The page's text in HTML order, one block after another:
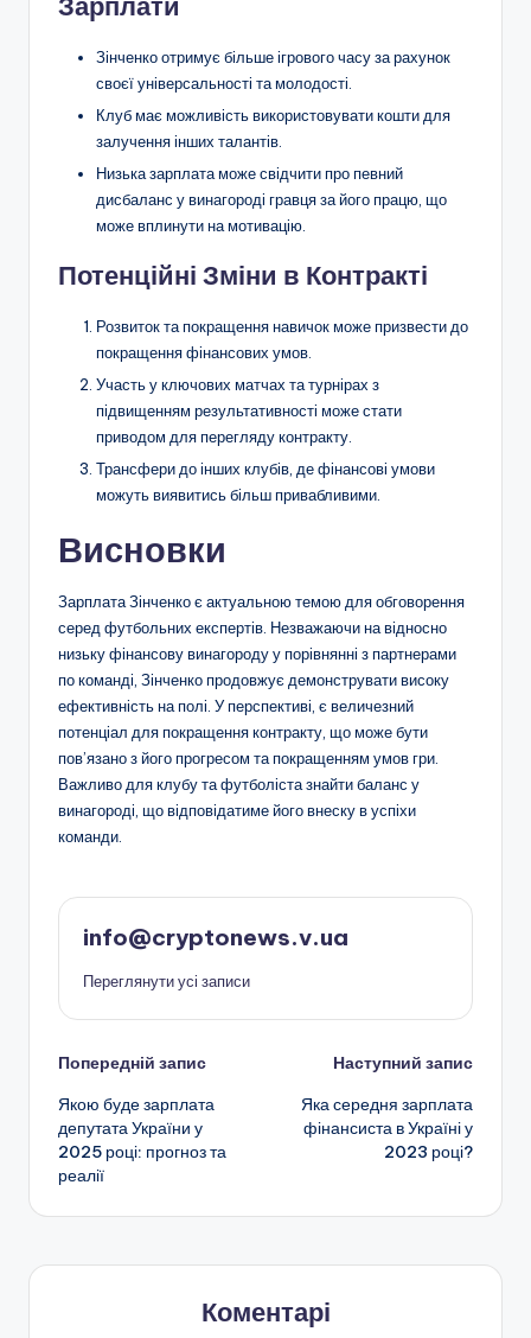
Зінченко отримує більше ігрового часу за рахунок
своєї універсальності та молодості.
Клуб має можливість використовувати кошти для
залучення інших талантів.
Низька зарплата може свідчити про певний
дисбаланс у винагороді гравця за його працю, що
може вплинути на мотивацію.
Потенційні Зміни в Контракті
Розвиток та покращення навичок може призвести до
покращення фінансових умов.
Участь у ключових матчах та турнірах з
підвищенням результативності може стати
приводом для перегляду контракту.
Трансфери до інших клубів, де фінансові умови
можуть виявитись більш привабливими.
Висновки
Зарплата Зінченко є актуальною темою для обговорення
серед футбольних експертів. Незважаючи на відносно
низьку фінансову винагороду у порівнянні з партнерами
по команді, Зінченко продовжує демонструвати високу
ефективність на полі. У перспективі, є величезний
потенціал для покращення контракту, що може бути
пов’язано з його прогресом та покращенням умов гри.
Важливо для клубу та футболіста знайти баланс у
винагороді, що відповідатиме його внеску в успіхи
команди.
info@cryptonews.v.ua
Переглянути усі записи
Навігація
по
запису
Попередній запис
Якою буде зарплата
депутата України у
2025 році: прогноз та
реалії
Наступний запис
Яка середня зарплата
фінансиста в Україні у
2023 році?
Коментарі